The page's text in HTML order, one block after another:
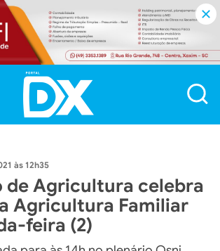
às 12h35
de Agricultura celebra
Agricultura Familiar
feira (2)